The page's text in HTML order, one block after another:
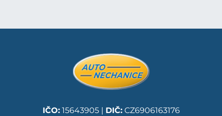
IČO:15643905 | DIČ:CZ6906163176